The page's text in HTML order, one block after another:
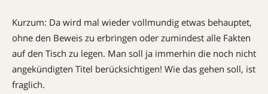
Kurzum: Da wird mal wieder vollmundig etwas behauptet,
ohne den Beweis zu erbringen oder zumindest alle Fakten
auf den Tisch zu legen. Man soll ja immerhin die noch nicht
angekündigten Titel berücksichtigen! Wie das gehen soll, ist
fraglich.